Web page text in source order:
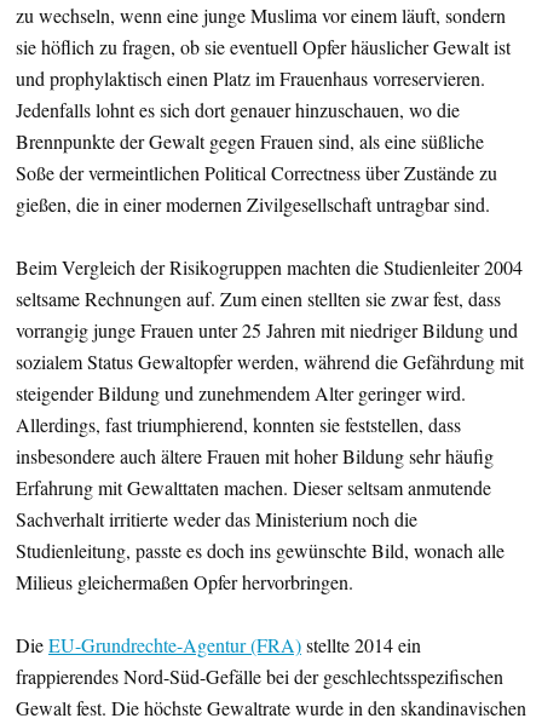
zu wechseln, wenn eine junge Muslima vor einem läuft, sondern
sie höflich zu fragen, ob sie eventuell Opfer häuslicher Gewalt ist
und prophylaktisch einen Platz im Frauenhaus vorreservieren.
Jedenfalls lohnt es sich dort genauer hinzuschauen, wo die
Brennpunkte der Gewalt gegen Frauen sind, als eine süßliche
Soße der vermeintlichen Political Correctness über Zustände zu
gießen, die in einer modernen Zivilgesellschaft untragbar sind.
Beim Vergleich der Risikogruppen machten die Studienleiter 2004
seltsame Rechnungen auf. Zum einen stellten sie zwar fest, dass
vorrangig junge Frauen unter 25 Jahren mit niedriger Bildung und
sozialem Status Gewaltopfer werden, während die Gefährdung mit
steigender Bildung und zunehmendem Alter geringer wird.
Allerdings, fast triumphierend, konnten sie feststellen, dass
insbesondere auch ältere Frauen mit hoher Bildung sehr häufig
Erfahrung mit Gewalttaten machen. Dieser seltsam anmutende
Sachverhalt irritierte weder das Ministerium noch die
Studienleitung, passte es doch ins gewünschte Bild, wonach alle
Milieus gleichermaßen Opfer hervorbringen.
DieEU-Grundrechte-Agentur (FRA)stellte 2014 ein
frappierendes Nord-Süd-Gefälle bei der geschlechtsspezifischen
Gewalt fest. Die höchste Gewaltrate wurde in den skandinavischen